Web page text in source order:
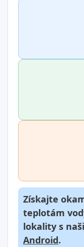
Získajte
teplotám
lokality s
Android.